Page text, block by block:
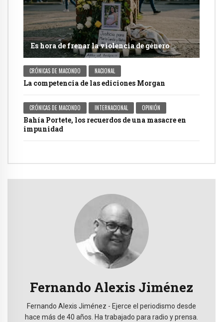
Es hora de frenar la violencia de género
CRÓNICAS DE MACONDO NACIONAL
La competencia de las ediciones Morgan
CRÓNICAS DE MACONDO INTERNACIONAL OPINIÓN
Bahía Portete, los recuerdos de una masacre en
impunidad
Fernando Alexis Jiménez
Fernando Alexis Jiménez - Ejerce el periodismo desde
hace más de 40 años. Ha trabajado para radio y prensa.